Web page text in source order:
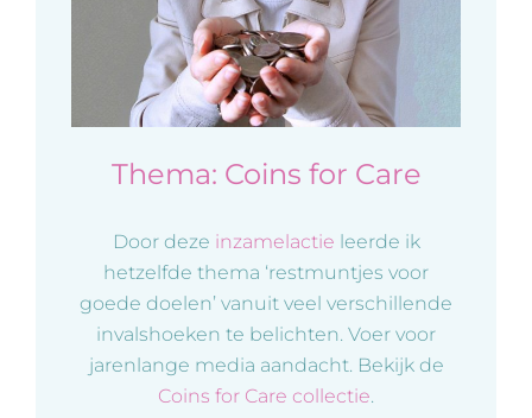
Thema: Coins for Care
Door deze inzamelactie leerde ik
hetzelfde thema ‘restmuntjes voor
goede doelen’ vanuit veel verschillende
invalshoeken te belichten. Voer voor
jarenlange media aandacht. Bekijk de
Coins for Care collectie.